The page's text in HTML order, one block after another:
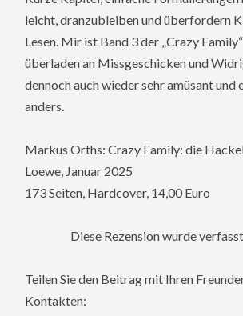
leicht, dranzubleiben und überfordern
Lesen. Mir ist Band 3 der „Crazy
überladen an Missgeschicken und
dennoch auch wieder sehr amüsant und
anders.
Markus Orths: Crazy Family: die
Loewe, Januar 2025
173 Seiten, Hardcover, 14,00 Euro
Diese Rezension wurde
Teilen Sie den Beitrag mit Ihren
Kontakten: